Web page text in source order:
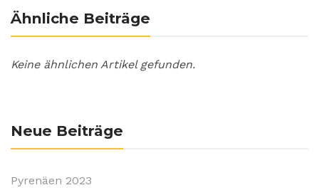
Ähnliche Beiträge
Keine ähnlichen Artikel gefunden.
Neue Beiträge
Pyrenäen 2023